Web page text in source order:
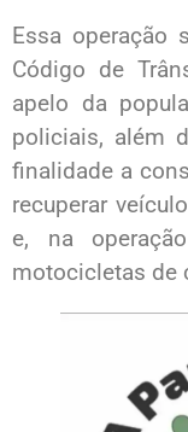
Essa operação
Código de
apelo da
policiais, além
finalidade a
recuperar
e, na
motocicletas de